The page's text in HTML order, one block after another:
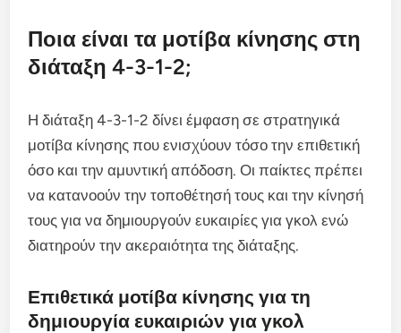
Ποια είναι τα μοτίβα κίνησης στη
διάταξη 4-3-1-2;
Η διάταξη 4-3-1-2 δίνει έμφαση σε στρατηγικά
μοτίβα κίνησης που ενισχύουν τόσο την επιθετική
όσο και την αμυντική απόδοση. Οι παίκτες πρέπει
να κατανοούν την τοποθέτησή τους και την κίνησή
τους για να δημιουργούν ευκαιρίες για γκολ ενώ
διατηρούν την ακεραιότητα της διάταξης.
Επιθετικά μοτίβα κίνησης για τη
δημιουργία ευκαιριών για γκολ